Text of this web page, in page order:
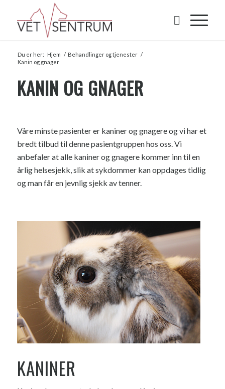
Du er her: Hjem / Behandlinger og tjenester /
Kanin og gnager
KANIN OG GNAGER
Våre minste pasienter er kaniner og gnagere og vi har et
bredt tilbud til denne pasientgruppen hos oss. Vi
anbefaler at alle kaniner og gnagere kommer inn til en
årlig helsesjekk, slik at sykdommer kan oppdages tidlig
og man får en jevnlig sjekk av tenner.
KANINER